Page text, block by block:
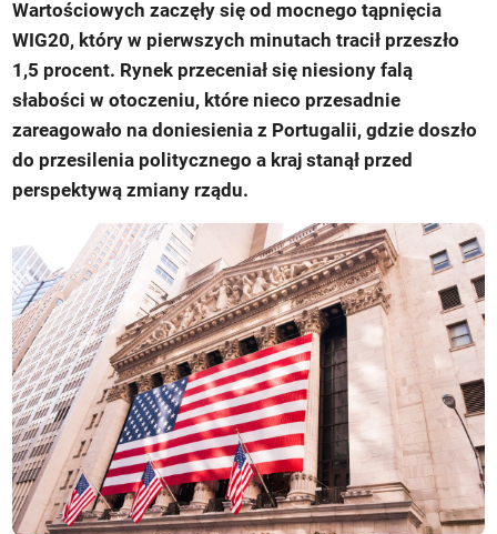
Wartościowych zaczęły się od mocnego tąpnięcia
WIG20, który w pierwszych minutach tracił przeszło
1,5 procent. Rynek przeceniał się niesiony falą
słabości w otoczeniu, które nieco przesadnie
zareagowało na doniesienia z Portugalii, gdzie doszło
do przesilenia politycznego a kraj stanął przed
perspektywą zmiany rządu.